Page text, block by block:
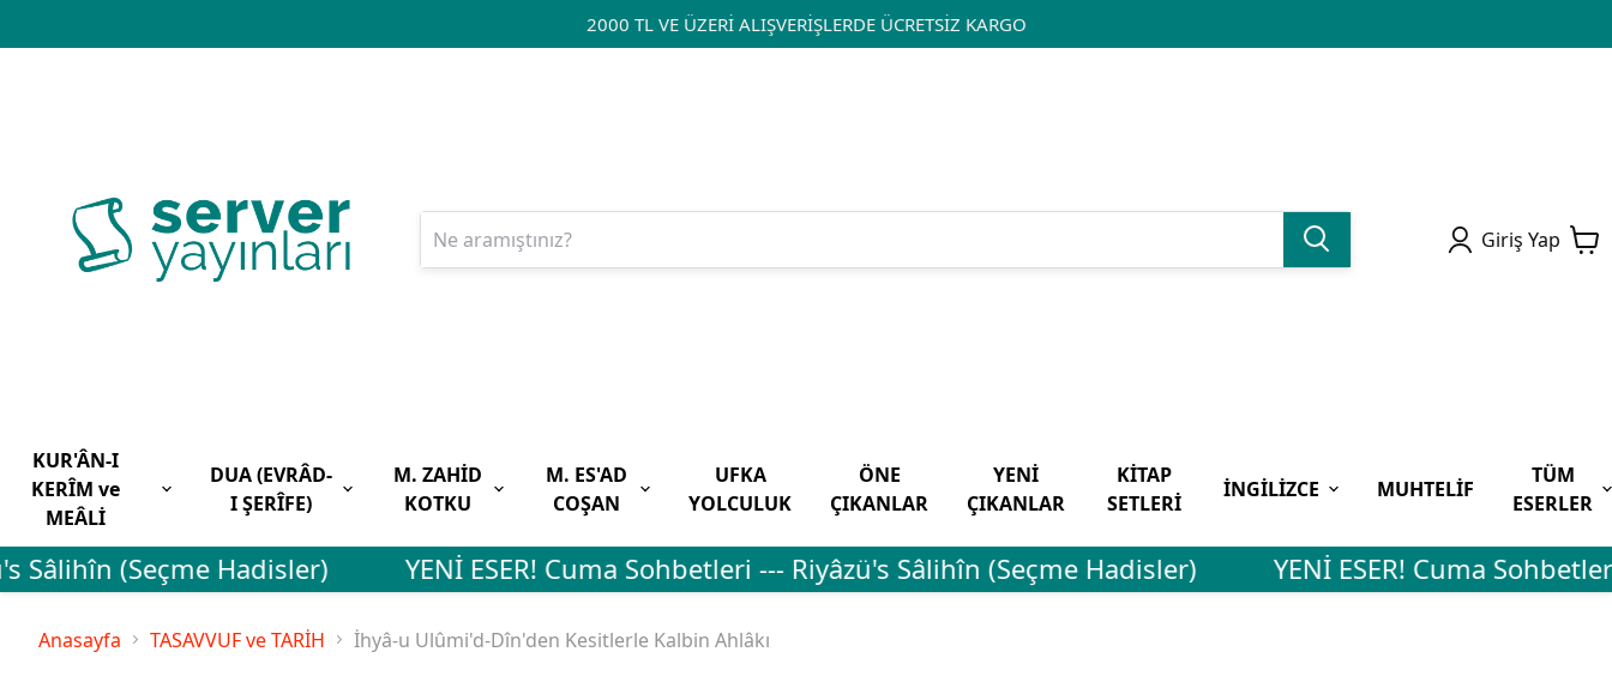
2000 TL VE ÜZERİ ALIŞVERİŞLERDE ÜCRETSİZ KARGO
Giriş Yap
KUR'ÂN-I
KERÎM ve
MEÂLİ
DUA (EVRÂD-
I ŞERÎFE)
M. ZAHİD
KOTKU
M. ES'AD
COŞAN
UFKA
YOLCULUK
ÖNE
ÇIKANLAR
YENİ
ÇIKANLAR
KİTAP
SETLERİ
İNGİLİZCE MUHTELİF
TÜM
ESERLER
Sâlihîn (Seçme Hadisler) YENİ ESER! Cuma Sohbetleri --- Riyâzü's Sâlihîn (Seçme Hadisler) YENİ ESER! Cuma
Anasayfa TASAVVUF ve TARİH İhyâ-u Ulûmi'd-Dîn'den Kesitlerle Kalbin Ahlâkı